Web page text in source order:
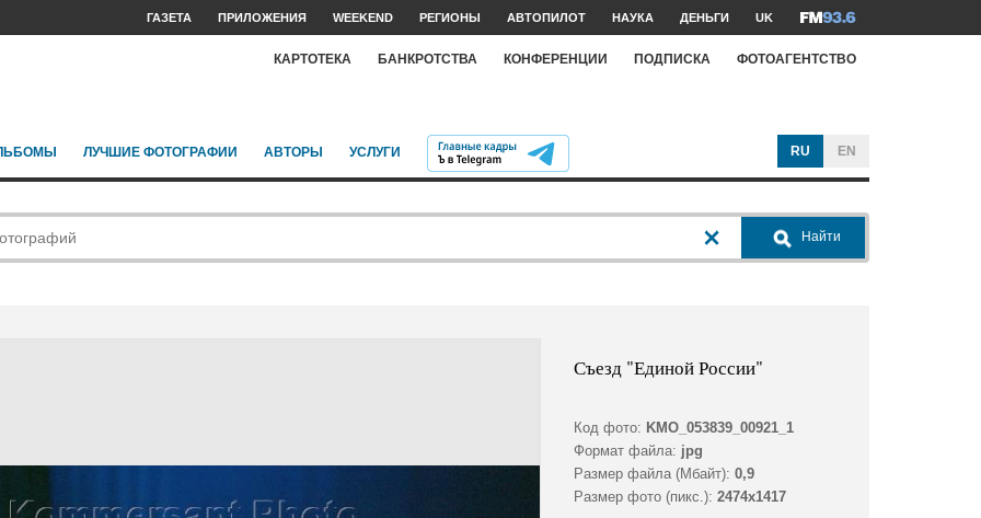
ГАЗЕТА ПРИЛОЖЕНИЯ WEEKEND РЕГИОНЫ АВТОПИЛОТ НАУКА ДЕНЬГИ UK
КАРТОТЕКА БАНКРОТСТВА КОНФЕРЕНЦИИ ПОДПИСКА ФОТОАГЕНТСТВО
ЛУЧШИЕ ФОТОГРАФИИ АВТОРЫ УСЛУГИ RU EN
Найти
Съезд "Единой России"
Код фото: KMO_053839_00921_1
Формат файла: jpg
Размер файла (Мбайт): 0,9
Размер фото (пикс.): 2474x1417